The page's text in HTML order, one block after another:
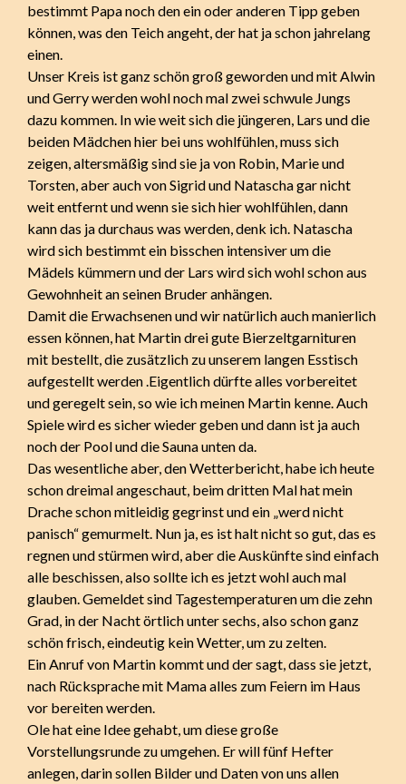
bestimmt Papa noch den ein oder anderen Tipp geben
können, was den Teich angeht, der hat ja schon jahrelang
einen.
Unser Kreis ist ganz schön groß geworden und mit Alwin
und Gerry werden wohl noch mal zwei schwule Jungs
dazu kommen. In wie weit sich die jüngeren, Lars und die
beiden Mädchen hier bei uns wohlfühlen, muss sich
zeigen, altersmäßig sind sie ja von Robin, Marie und
Torsten, aber auch von Sigrid und Natascha gar nicht
weit entfernt und wenn sie sich hier wohlfühlen, dann
kann das ja durchaus was werden, denk ich. Natascha
wird sich bestimmt ein bisschen intensiver um die
Mädels kümmern und der Lars wird sich wohl schon aus
Gewohnheit an seinen Bruder anhängen.
Damit die Erwachsenen und wir natürlich auch manierlich
essen können, hat Martin drei gute Bierzeltgarnituren
mit bestellt, die zusätzlich zu unserem langen Esstisch
aufgestellt werden .Eigentlich dürfte alles vorbereitet
und geregelt sein, so wie ich meinen Martin kenne. Auch
Spiele wird es sicher wieder geben und dann ist ja auch
noch der Pool und die Sauna unten da.
Das wesentliche aber, den Wetterbericht, habe ich heute
schon dreimal angeschaut, beim dritten Mal hat mein
Drache schon mitleidig gegrinst und ein „werd nicht
panisch“ gemurmelt. Nun ja, es ist halt nicht so gut, das es
regnen und stürmen wird, aber die Auskünfte sind einfach
alle beschissen, also sollte ich es jetzt wohl auch mal
glauben. Gemeldet sind Tagestemperaturen um die zehn
Grad, in der Nacht örtlich unter sechs, also schon ganz
schön frisch, eindeutig kein Wetter, um zu zelten.
Ein Anruf von Martin kommt und der sagt, dass sie jetzt,
nach Rücksprache mit Mama alles zum Feiern im Haus
vor bereiten werden.
Ole hat eine Idee gehabt, um diese große
Vorstellungsrunde zu umgehen. Er will fünf Hefter
anlegen, darin sollen Bilder und Daten von uns allen